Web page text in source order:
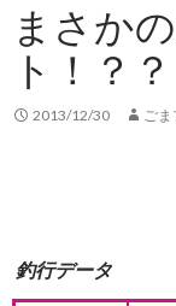
まさか
ト！？
2013/12/30 ごま
釣行データ